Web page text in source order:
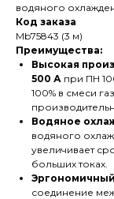
водяного
Код заказа
Mb75843 (3 м)
Преимущества:
Высокая
500 А при ПН
100% в смеси
Водяное
водяного
увеличивает
больших токах.
соединение